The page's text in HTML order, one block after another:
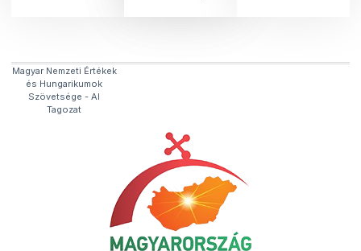
Magyar Nemzeti Értékek
és Hungarikumok
Szövetsége​ - AI
Tagozat